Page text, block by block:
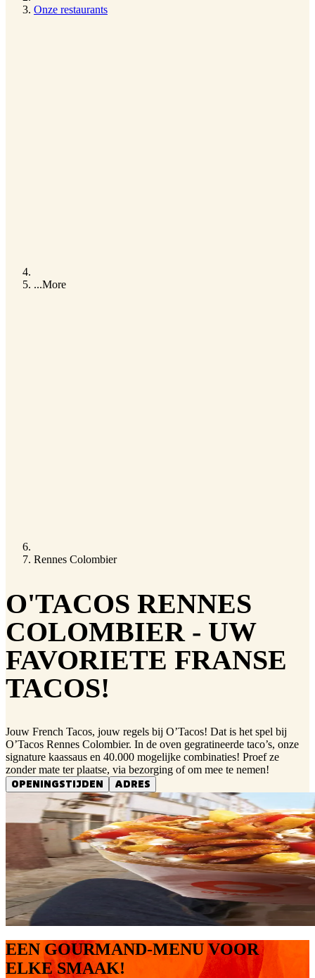
Onze restaurants
...More
Rennes Colombier
O'TACOS RENNES
COLOMBIER - UW
FAVORIETE FRANSE
TACOS!
Jouw French Tacos, jouw regels bij O’Tacos! Dat is het spel bij
O’Tacos Rennes Colombier. In de oven gegratineerde taco’s, onze
signature kaassaus en 40.000 mogelijke combinaties! Proef ze
zonder mate ter plaatse, via bezorging of om mee te nemen!
OPENINGSTIJDEN
ADRES
EEN GOURMAND-MENU VOOR
ELKE SMAAK!